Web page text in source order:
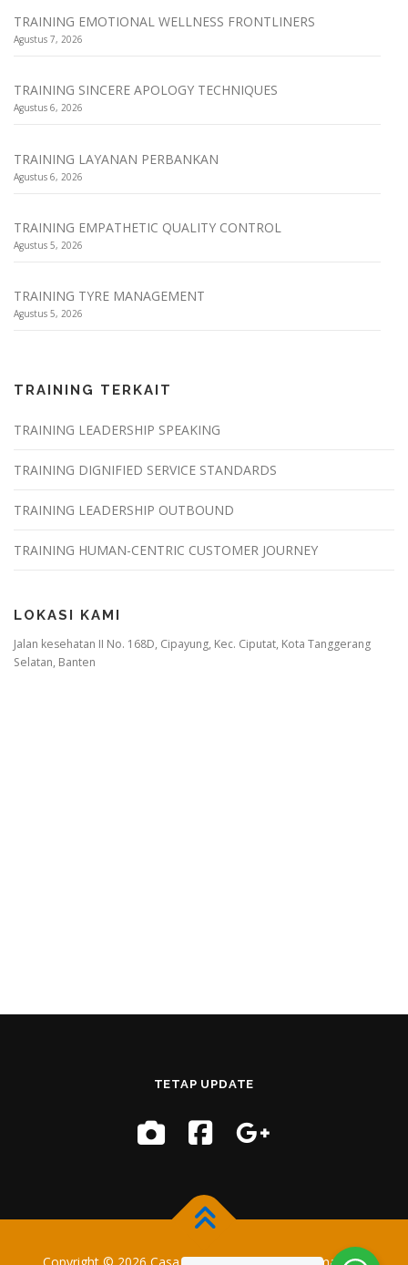
TRAINING EMOTIONAL WELLNESS FRONTLINERS
Agustus 7, 2026
TRAINING SINCERE APOLOGY TECHNIQUES
Agustus 6, 2026
TRAINING LAYANAN PERBANKAN
Agustus 6, 2026
TRAINING EMPATHETIC QUALITY CONTROL
Agustus 5, 2026
TRAINING TYRE MANAGEMENT
Agustus 5, 2026
TRAINING TERKAIT
TRAINING LEADERSHIP SPEAKING
TRAINING DIGNIFIED SERVICE STANDARDS
TRAINING LEADERSHIP OUTBOUND
TRAINING HUMAN-CENTRIC CUSTOMER JOURNEY
LOKASI KAMI
Jalan kesehatan II No. 168D, Cipayung, Kec. Ciputat, Kota Tanggerang
Selatan, Banten
TETAP UPDATE
Copyright © 2026 Casa Training–OnePresstema oleh